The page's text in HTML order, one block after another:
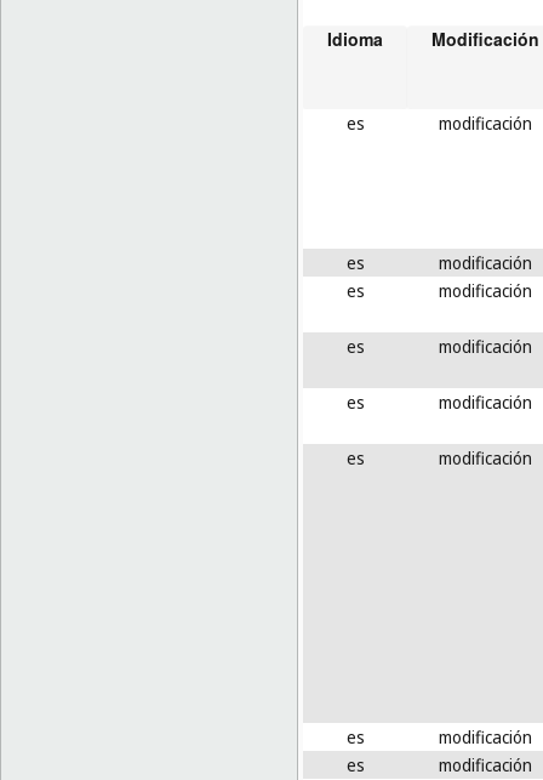
Idioma Modificación
es modificación
es
modificación
es
modificación
es modificación
es modificación
es modificación
es
modificación
es
modificación